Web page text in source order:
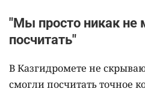
"Мы просто никак не
посчитать"
В Казгидромете не
смогли посчитать точное